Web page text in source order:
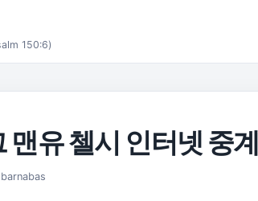
150:6)
맨유 첼시 인터넷 중계
8월 1일
barnabas